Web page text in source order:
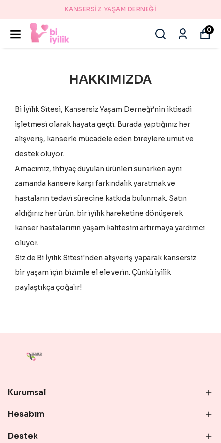
KANSERSİZ YAŞAM DERNEĞİ
0
HAKKIMIZDA
Bi İyilik Sitesi, Kansersiz Yaşam Derneği’nin iktisadi
işletmesi olarak hayata geçti. Burada yaptığınız her
alışveriş, kanserle mücadele eden bireylere umut ve
destek oluyor.
Amacımız, ihtiyaç duyulan ürünleri sunarken aynı
zamanda kansere karşı farkındalık yaratmak ve
hastaların tedavi sürecine katkıda bulunmak. Satın
aldığınız her ürün, bir iyilik hareketine dönüşerek
kanser hastalarının yaşam kalitesini artırmaya yardımcı
oluyor.
Siz de Bi İyilik Sitesi'nden alışveriş yaparak kansersiz
bir yaşam için bizimle el ele verin. Çünkü iyilik
paylaştıkça çoğalır!
Kurumsal
Hesabım
Destek